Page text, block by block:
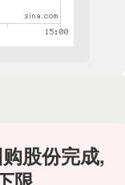
股份完成,